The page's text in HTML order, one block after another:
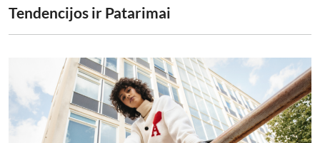
Tendencijos ir Patarimai